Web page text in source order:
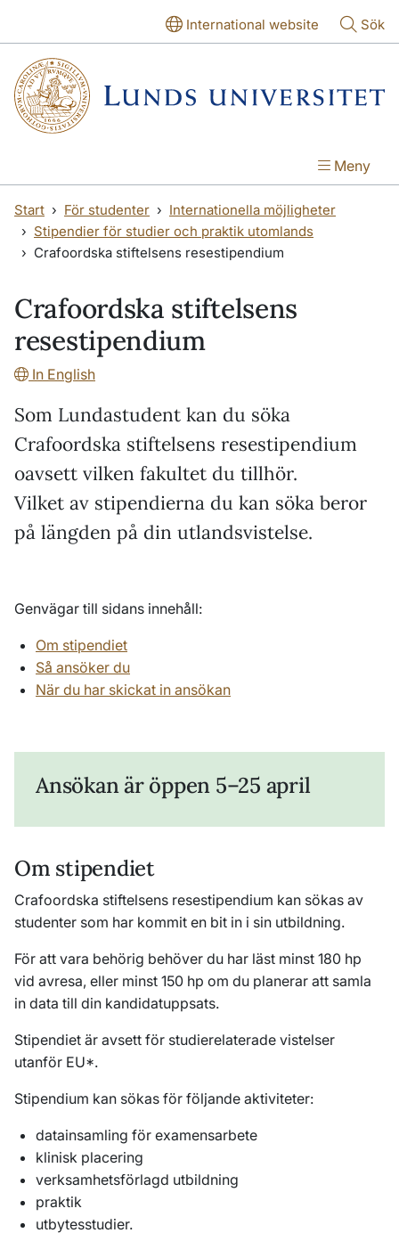
International website Sök
Meny
Start För studenter
Internationella möjligheter
Stipendier för studier och praktik utomlands
Crafoordska stiftelsens resestipendium
Crafoordska stiftelsens
resestipendium
In English
Som Lundastudent kan du söka
Crafoordska stiftelsens resestipendium
oavsett vilken fakultet du tillhör.
Vilket av stipendierna du kan söka beror
på längden på din utlandsvistelse.
Genvägar till sidans innehåll:
Om stipendiet
Så ansöker du
När du har skickat in ansökan
Ansökan är öppen 5–25 april
Om stipendiet
Crafoordska stiftelsens resestipendium kan sökas av
studenter som har kommit en bit in i sin utbildning.
För att vara behörig behöver du har läst minst 180 hp
vid avresa, eller minst 150 hp om du planerar att samla
in data till din kandidatuppsats.
Stipendiet är avsett för studierelaterade vistelser
utanför EU*.
Stipendium kan sökas för följande aktiviteter:
datainsamling för examensarbete
klinisk placering
verksamhetsförlagd utbildning
praktik
utbytesstudier.